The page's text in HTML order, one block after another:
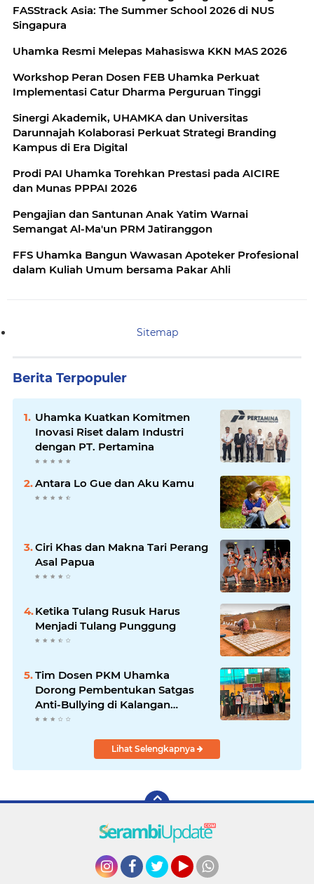
FASStrack Asia: The Summer School 2026 di NUS
Singapura
Uhamka Resmi Melepas Mahasiswa KKN MAS 2026
Workshop Peran Dosen FEB Uhamka Perkuat
Implementasi Catur Dharma Perguruan Tinggi
Sinergi Akademik, UHAMKA dan Universitas
Darunnajah Kolaborasi Perkuat Strategi Branding
Kampus di Era Digital
Prodi PAI Uhamka Torehkan Prestasi pada AICIRE
dan Munas PPPAI 2026
Pengajian dan Santunan Anak Yatim Warnai
Semangat Al-Ma'un PRM Jatiranggon
FFS Uhamka Bangun Wawasan Apoteker Profesional
dalam Kuliah Umum bersama Pakar Ahli
Sitemap
Berita Terpopuler
Uhamka Kuatkan Komitmen
Inovasi Riset dalam Industri
dengan PT. Pertamina
Antara Lo Gue dan Aku Kamu
Ciri Khas dan Makna Tari Perang
Asal Papua
Ketika Tulang Rusuk Harus
Menjadi Tulang Punggung
Tim Dosen PKM Uhamka
Dorong Pembentukan Satgas
Anti-Bullying di Kalangan
Remaja
Lihat Selengkapnya